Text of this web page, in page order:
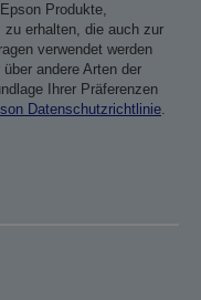
Produkte,
erhalten, die auch zur
verwendet werden
andere Arten der
Ihrer Präferenzen
Datenschutzrichtlinie.